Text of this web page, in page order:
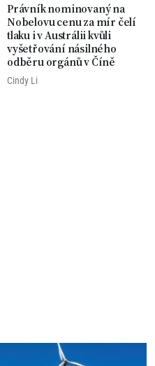
Právník nominovaný na
Nobelovu cenu za mír čelí
tlaku i v Austrálii kvůli
vyšetřování násilného
odběru orgánů v Číně
Cindy Li